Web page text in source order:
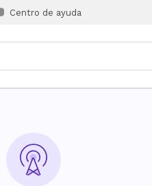
Centro de ayuda